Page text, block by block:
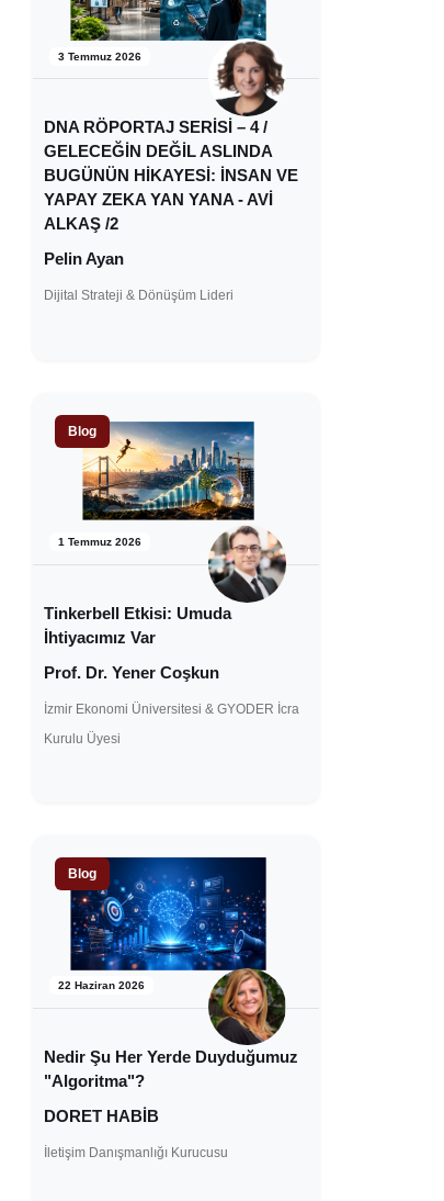
3 Temmuz 2026
DNA RÖPORTAJ SERİSİ – 4 /
GELECEĞİN DEĞİL ASLINDA
BUGÜNÜN HİKAYESİ: İNSAN VE
YAPAY ZEKA YAN YANA - AVİ
ALKAŞ /2
Pelin Ayan
Dijital Strateji & Dönüşüm Lideri
Blog
1 Temmuz 2026
Tinkerbell Etkisi: Umuda
İhtiyacımız Var
Prof. Dr. Yener Coşkun
İzmir Ekonomi Üniversitesi & GYODER İcra
Kurulu Üyesi
Blog
22 Haziran 2026
Nedir Şu Her Yerde Duyduğumuz
"Algoritma"?
DORET HABİB
İletişim Danışmanlığı Kurucusu